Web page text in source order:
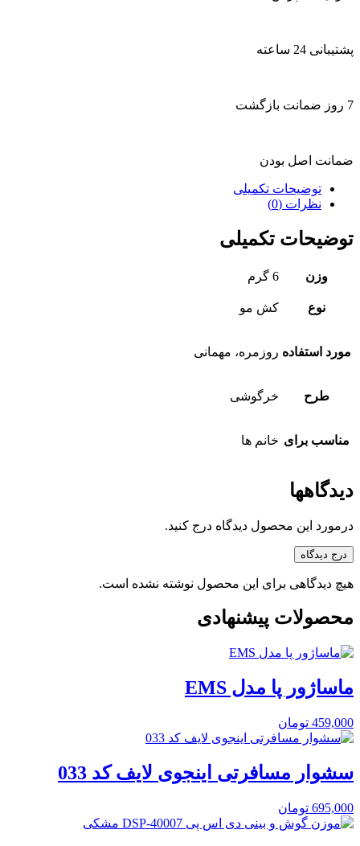
پشتیبانی 24 ساعته
7 روز ضمانت بازگشت
ضمانت اصل بودن
توضیحات تکمیلی
نظرات (0)
توضیحات تکمیلی
وزن 6 گرم
نوع کش مو
مورد استفاده روزمره، مهمانی
طرح خرگوشی
مناسب برای خانم ها
دیدگاهها
درمورد این محصول دیدگاه درج کنید.
درج دیدگاه
هیچ دیدگاهی برای این محصول نوشته نشده است.
محصولات پیشنهادی
ماساژور پا مدل EMS
459,000 تومان
سشوار مسافرتی اینجوی لایف کد 033
695,000 تومان